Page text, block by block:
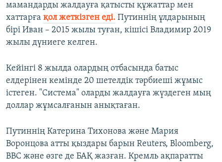
мамандарды жалдауға қатысты құжаттар мен
хаттарға қол жеткізген еді. Путиннің ұлдарының
бірі Иван – 2015 жылы туған, кішісі Владимир 2019
жылы дүниеге келген.
Кейінгі 8 жылда олардың отбасында батыс
елдерінен кемінде 20 шетелдік тәрбиеші жұмыс
істеген. "Система" оларды жалдауға жүздеген мың
доллар жұмсалғанын анықтаған.
Путиннің Катерина Тихонова және Мария
Воронцова атты қыздары барын Reuters, Bloomberg,
BBC және өзге де БАҚ жазған. Кремль ақпаратты